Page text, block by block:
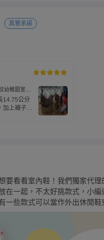
真實承諾
幼稚園室內
14.75公分
加上襪子依
要看看室內鞋！我們獨家代
在一起，不太好挑款式，小
一些款式可以當作外出休閒